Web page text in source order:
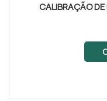
CALIBRAÇÃO